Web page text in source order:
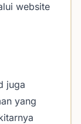
website
juga
yang